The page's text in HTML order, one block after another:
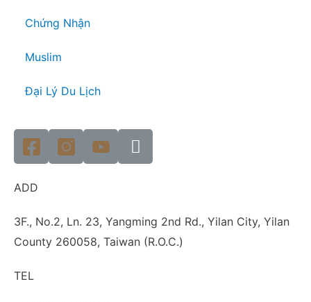
Chứng Nhận
Muslim
Đại Lý Du Lịch
ADD
3F., No.2, Ln. 23, Yangming 2nd Rd., Yilan City, Yilan
County 260058, Taiwan (R.O.C.)
TEL